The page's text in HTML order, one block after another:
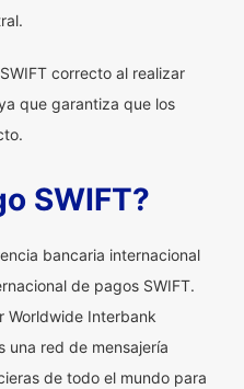
correcto al realizar
que garantiza que los
SWIFT?
bancaria internacional
de pagos SWIFT.
Worldwide Interbank
una red de mensajería
de todo el mundo para